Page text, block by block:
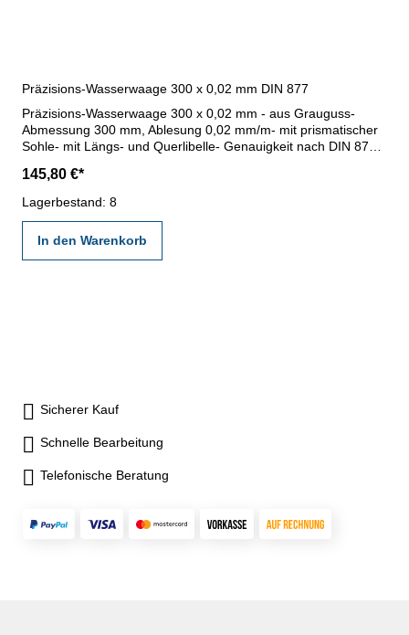
Präzisions-Wasserwaage 300 x 0,02 mm DIN 877
Präzisions-Wasserwaage 300 x 0,02 mm - aus Grauguss-
Abmessung 300 mm, Ablesung 0,02 mm/m- mit prismatischer
Sohle- mit Längs- und Querlibelle- Genauigkeit nach DIN 877-
145,80 €*
Lagerbestand: 8
In den Warenkorb
Sicherer Kauf
Schnelle Bearbeitung
Telefonische Beratung